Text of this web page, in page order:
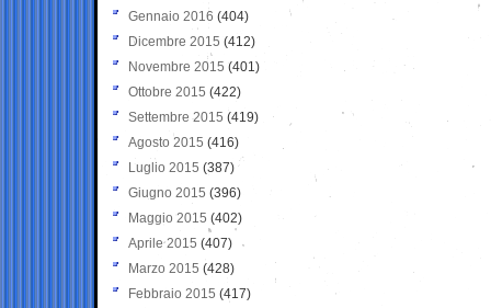
Gennaio 2016 (404)
Dicembre 2015 (412)
Novembre 2015 (401)
Ottobre 2015 (422)
Settembre 2015 (419)
Agosto 2015 (416)
Luglio 2015 (387)
Giugno 2015 (396)
Maggio 2015 (402)
Aprile 2015 (407)
Marzo 2015 (428)
Febbraio 2015 (417)